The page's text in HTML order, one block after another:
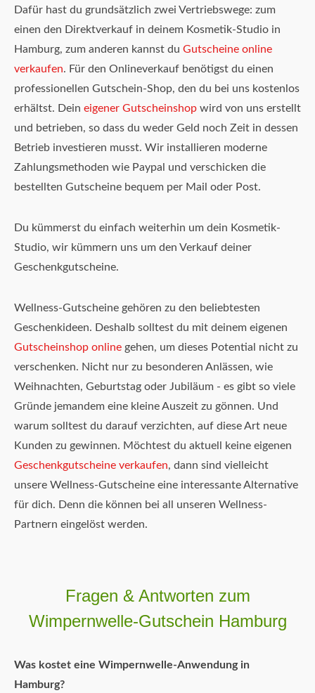
Dafür hast du grundsätzlich zwei Vertriebswege: zum
einen den Direktverkauf in deinem Kosmetik-Studio in
Hamburg, zum anderen kannst du Gutscheine online
verkaufen. Für den Onlineverkauf benötigst du einen
professionellen Gutschein-Shop, den du bei uns kostenlos
erhältst. Dein eigener Gutscheinshop wird von uns erstellt
und betrieben, so dass du weder Geld noch Zeit in dessen
Betrieb investieren musst. Wir installieren moderne
Zahlungsmethoden wie Paypal und verschicken die
bestellten Gutscheine bequem per Mail oder Post.
Du kümmerst du einfach weiterhin um dein Kosmetik-
Studio, wir kümmern uns um den Verkauf deiner
Geschenkgutscheine.
Wellness-Gutscheine gehören zu den beliebtesten
Geschenkideen. Deshalb solltest du mit deinem eigenen
Gutscheinshop online gehen, um dieses Potential nicht zu
verschenken. Nicht nur zu besonderen Anlässen, wie
Weihnachten, Geburtstag oder Jubiläum - es gibt so viele
Gründe jemandem eine kleine Auszeit zu gönnen. Und
warum solltest du darauf verzichten, auf diese Art neue
Kunden zu gewinnen. Möchtest du aktuell keine eigenen
Geschenkgutscheine verkaufen, dann sind vielleicht
unsere Wellness-Gutscheine eine interessante Alternative
für dich. Denn die können bei all unseren Wellness-
Partnern eingelöst werden.
Fragen & Antworten zum
Wimpernwelle-Gutschein Hamburg
Was kostet eine Wimpernwelle-Anwendung in
Hamburg?